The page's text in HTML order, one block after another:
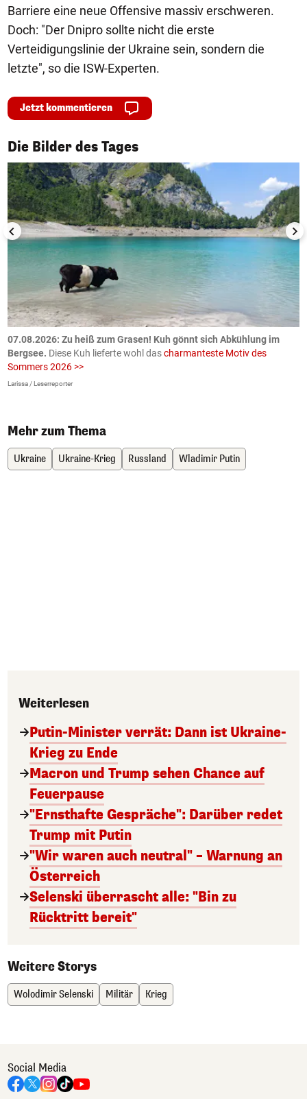
Barriere eine neue Offensive massiv erschweren.
Doch: "Der Dnipro sollte nicht die erste
Verteidigungslinie der Ukraine sein, sondern die
letzte", so die ISW-Experten.
Jetzt kommentieren
Die Bilder des Tages
1/50
07.08.2026: Zu heiß zum Grasen! Kuh gönnt sich Abkühlung im
Bergsee. Diese Kuh lieferte wohl dascharmanteste Motiv des
Sommers 2026 >>
Larissa / Leserreporter
Mehr zum Thema
Ukraine Ukraine-Krieg Russland Wladimir Putin
Weiterlesen
Putin-Minister verrät: Dann ist Ukraine-
Krieg zu Ende
Macron und Trump sehen Chance auf
Feuerpause
"Ernsthafte Gespräche": Darüber redet
Trump mit Putin
"Wir waren auch neutral" – Warnung an
Österreich
Selenski überrascht alle: "Bin zu
Rücktritt bereit"
Weitere Storys
Wolodimir Selenski Militär Krieg
Social Media